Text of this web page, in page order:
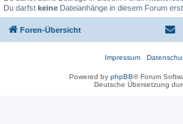
Du darfst keine Dateianhänge in diesem Forum
Foren-Übersicht
Impressum
Powered by phpBB® Forum
Deutsche Übersetzung